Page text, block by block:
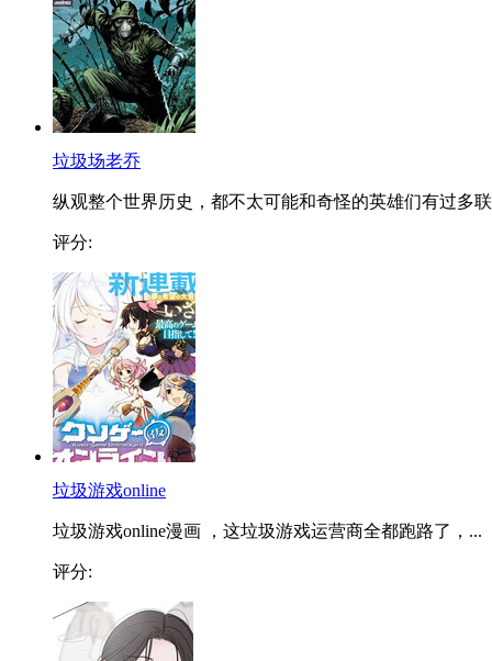
垃圾场老乔
纵观整个世界历史，都不太可能和奇怪的英雄们有过多
评分:
垃圾游戏online
垃圾游戏online漫画 ，这垃圾游戏运营商全都跑路了，...
评分: